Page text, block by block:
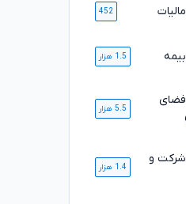
وکیل پایه یک کانون وکلای دادگستری
ملکی و املاک
اسناد و املاک
قرارداد و تعهدات
۱,۰۸۰,۰۰۰
452
1.5 هزار
5.5 هزار
شرکت و
1.4 هزار